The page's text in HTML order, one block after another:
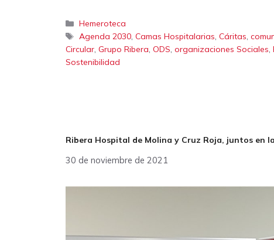
Categorías
Hemeroteca
Etiquetas
Agenda 2030,Camas Hospitalarias,Cáritas,
Circular, Grupo Ribera, ODS, organizaciones Sociales,
Sostenibilidad
Ribera Hospital de Molina y Cruz Roja, juntos en
30 de noviembre de 2021